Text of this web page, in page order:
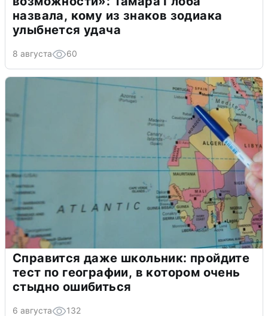
назвала, кому из знаков зодиака
улыбнется удача
8 августа 60
Справится даже школьник: пройдите
тест по географии, в котором очень
стыдно ошибиться
6 августа 132